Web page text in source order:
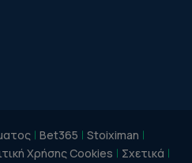
Bet365
Stoiximan
Χρήσης Cookies
Σχετικά